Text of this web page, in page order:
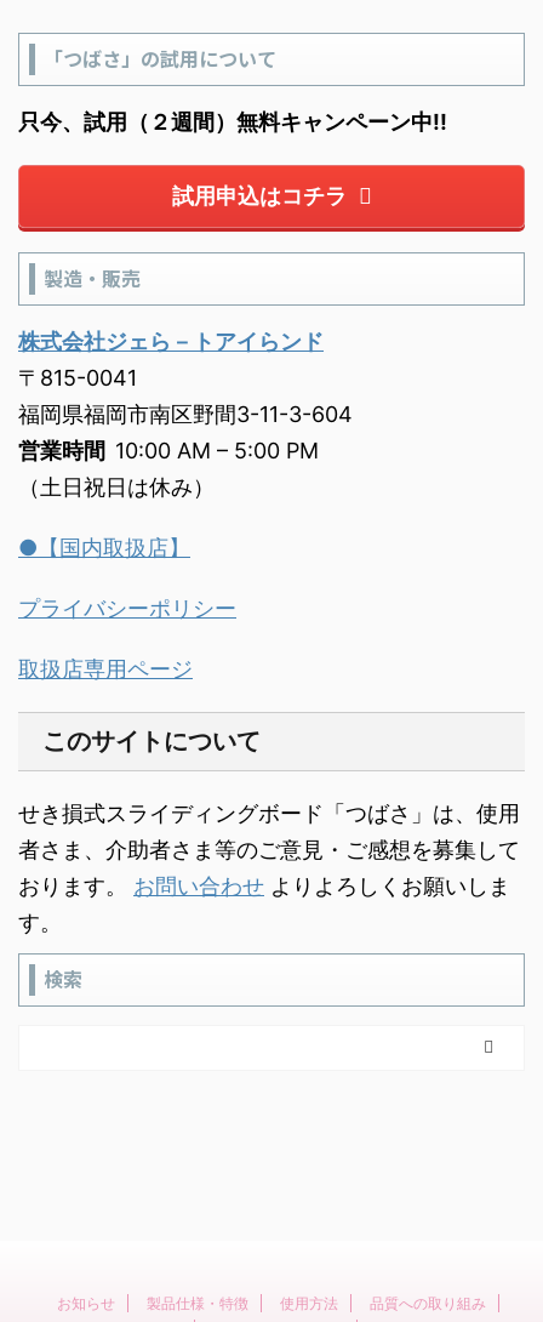
「つばさ」の試用について
只今、試用（２週間）無料キャンペーン中!!
試用申込はコチラ
製造・販売
株式会社ジェら－トアイらンド
〒815-0041
福岡県福岡市南区野間3-11-3-604
営業時間 10:00 AM – 5:00 PM
（土日祝日は休み）
●【国内取扱店】
プライバシーポリシー
取扱店専用ページ
このサイトについて
せき損式スライディングボード「つばさ」は、使用
者さま、介助者さま等のご意見・ご感想を募集して
おります。 お問い合わせ よりよろしくお願いしま
す。
検索
お知らせ 製品仕様・特徴 使用方法
品質への取り組み